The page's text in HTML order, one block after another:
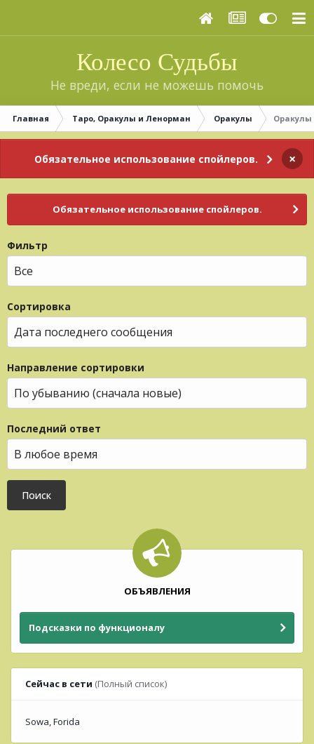
Колесо Судьбы
Не вреди, если не можешь помочь
Главная Таро, Оракулы и Ленорман Оракулы Оракулы
Обязательное использование спойлеров. ×
Обязательное использование спойлеров.
Фильтр
Сортировка
Направление сортировки
Последний ответ
Поиск
ОБЪЯВЛЕНИЯ
Подсказки по функционалу
Сейчас в сети (Полный список)
Sowa Forida